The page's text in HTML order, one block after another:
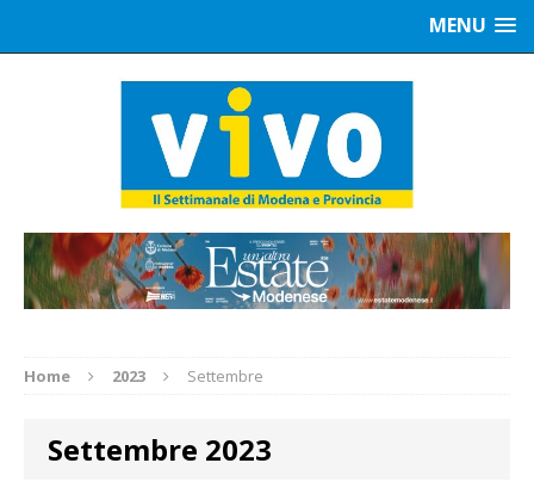
MENU
Home 2023 Settembre
Settembre 2023